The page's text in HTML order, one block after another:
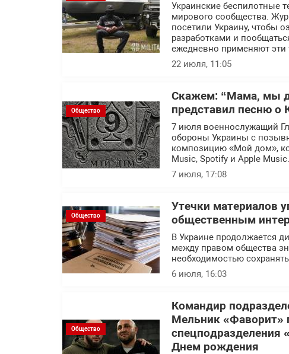
Украинские беспилотные
мирового сообщества.
посетили Украину, чтобы
разработками и
ежедневно применяют эти
22 июля, 11:05
Общество
Скажем: “Мама, мы
представил песню
7 июля военнослужащий
обороны Украины с
композицию «Мой дом»,
Music, Spotify и Apple Music.
7 июля, 17:08
Общество
Утечки материалов
общественным
В Украине продолжается
между правом общества
необходимостью
6 июля, 16:03
Общество
Командир
Мельник «Фаворит»
спецподразделения
Днем рождения